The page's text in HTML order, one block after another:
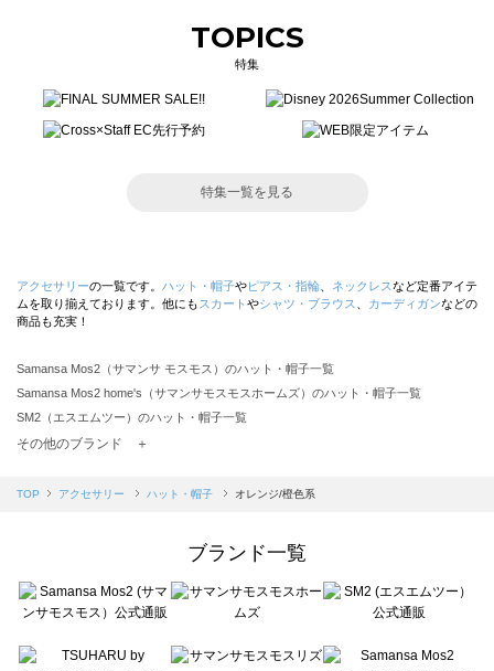
TOPICS
特集
特集一覧を見る
アクセサリーの一覧です。 ハット・帽子やピアス・指輪 ネックレスなど定番アイテ
ムを取り揃えております。他にも スカート やシャツ・ブラウス カーディガンなどの
商品も充実！
Samansa Mos2（サマンサ モスモス）のハット・帽子一覧
Samansa Mos2 home's（サマンサモスモスホームズ）のハット・帽子一覧
SM2（エスエムツー）のハット・帽子一覧
TSUHARU by Samansa Mos2（ツハルバイサマンサモスモス）のハット・帽子一覧
Samansa Mos2 blue（サマンサモスモス ブルー）のハット・帽子一覧
sō4ū（ソウフォーユー）のハット・帽子一覧
Te chichi（テチチ）のハット・帽子一覧
Te chichi CLASSIC（テチチ クラシック）のハット・帽子一覧
Lugnoncure（ルノンキュール）のハット・帽子一覧
その他のブランド ＋
TOP アクセサリー ハット・帽子 オレンジ/橙色系
ブランド一覧